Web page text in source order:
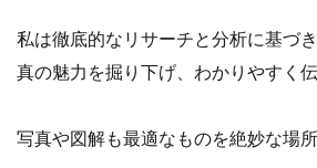
私は徹底的なリサーチと分析に基づ
真の魅力を掘り下げ、わかりやすく伝
写真や図解も最適なものを絶妙な場所